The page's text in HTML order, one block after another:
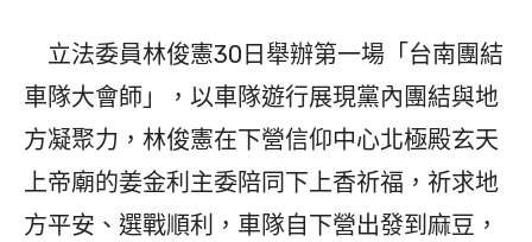
立法委員林俊憲30日舉辦第一場「台南團結
車隊大會師」，以車隊遊行展現黨內團結與地
方凝聚力，林俊憲在下營信仰中心北極殿玄天
上帝廟的姜金利主委陪同下上香祈福，祈求地
方平安、選戰順利，車隊自下營出發到麻豆，